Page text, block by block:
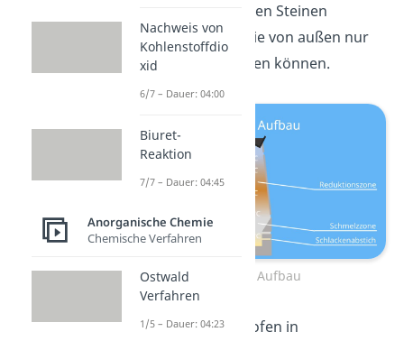
Schicht aus feuerfesten Steinen
gemauert, weshalb sie von außen nur
schwer beheizt werden können.
Hochofen Aufbau
Du kannst den Hochofen in
Nachweis von
Kohlenstoffdio
xid
6/7 – Dauer: 04:00
Biuret-
Reaktion
7/7 – Dauer: 04:45
Anorganische Chemie
Chemische Verfahren
Ostwald
Verfahren
1/5 – Dauer: 04:23